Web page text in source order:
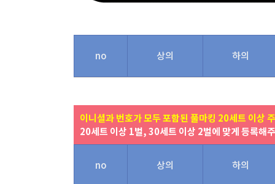
no 상의 하의
이니셜과 번호가 모두 포함된 풀마킹 20세트 이상
20세트 이상 1벌, 30세트 이상 2벌에 맞게 등록해
no 상의 하의